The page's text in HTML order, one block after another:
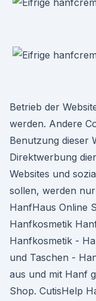
Betrieb der
werden. Andere
Benutzung dieser
Direktwerbung
Websites und
sollen, werden
HanfHaus Online
Hanfkosmetik
Hanfkosmetik -
und Taschen -
aus und mit Hanf
Shop. CutisHelp